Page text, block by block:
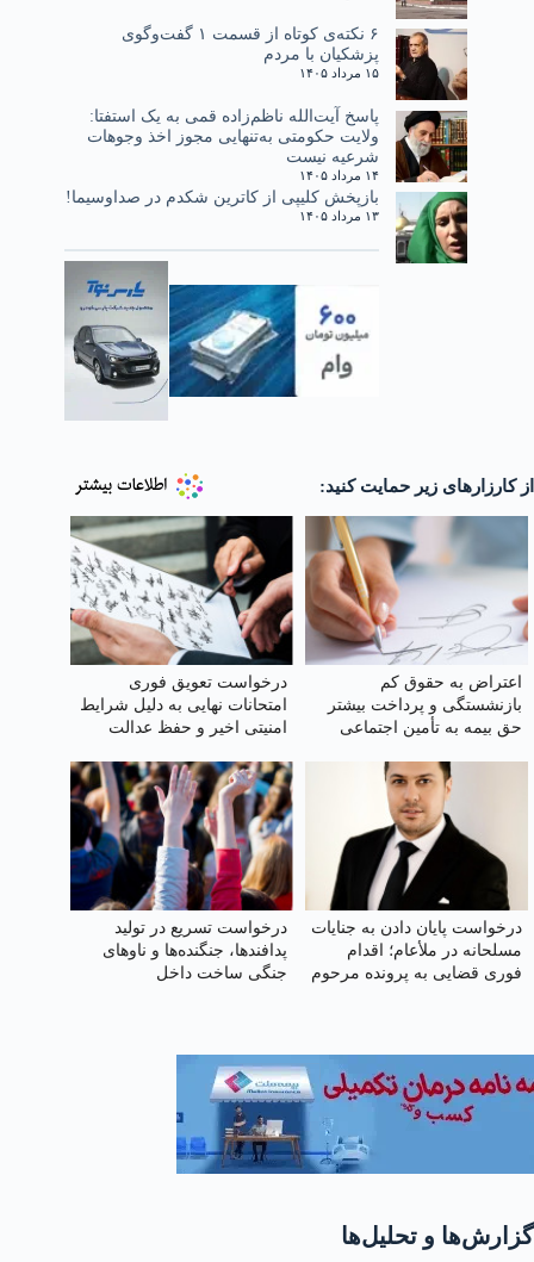
۶ نکته‌ی کوتاه از قسمت ۱ گفت‌وگوی
پزشکیان با مردم
۱۵ مرداد ۱۴۰۵
پاسخ آیت‌الله ناظم‌زاده قمی به یک استفتا:
ولایت حکومتی به‌تنهایی مجوز اخذ وجوهات
شرعیه نیست
۱۴ مرداد ۱۴۰۵
بازپخش کلیپی از کاترین شکدم در صداوسیما!
۱۳ مرداد ۱۴۰۵
از کارزارهای زیر حمایت کنید:
اعتراض به حقوق کم
بازنشستگی و پرداخت بیشتر
حق بیمه به تأمین اجتماعی
درخواست تعویق فوری
امتحانات نهایی به دلیل شرایط
امنیتی اخیر و حفظ عدالت
درخواست پایان دادن به جنایات
مسلحانه در ملأعام؛ اقدام
فوری قضایی به پرونده مرحوم
درخواست تسریع در تولید
پدافندها، جنگنده‌ها و ناوهای
جنگی ساخت داخل
گزارش‌ها و تحلیل‌ها